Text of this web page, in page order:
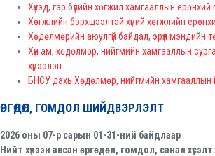
Хүүхэд, гэр бүлийн хөгжил хамгааллын ерөнхий
Хөгжлийн бэрхшээлтэй хүний хөгжлийн
Хөдөлмөрийн аюулгүй байдал, эрүүл мэндийн
Хүн ам, хөдөлмөр, нийгмийн хамгааллын
хүрээлэн
БНСУ дахь Хөдөлмөр, нийгмийн хамгааллын
ӨРГӨДӨЛ, ГОМДОЛ ШИЙДВЭРЛЭЛТ
2026 оны 07-р сарын 01-31-ний байдлаар
Нийт хүлээн авсан өргөдөл, гомдол, санал хүсэлт: